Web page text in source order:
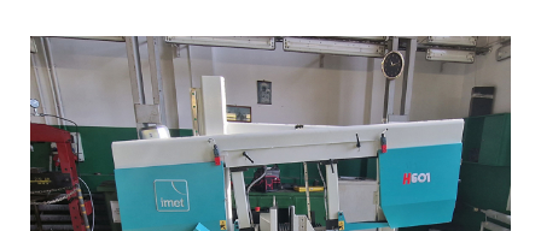
PROMOCJE
AKTUALNOŚCI
SERWIS
FINANSOWANIE